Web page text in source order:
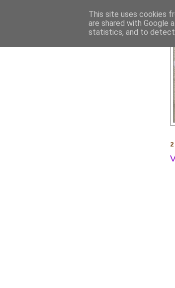
This site uses cookies
are shared with Google
statistics, and to detect